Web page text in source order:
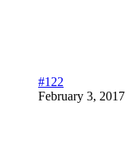
#122
February 3, 2017